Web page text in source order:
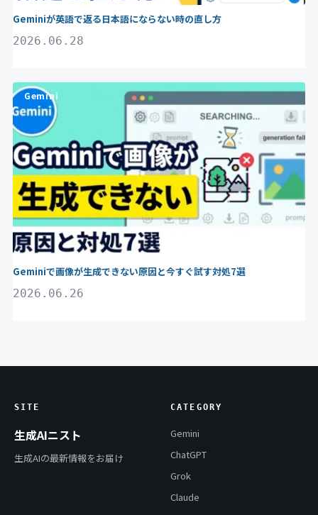
Geminiが英語で返る日本語にならない時の直し方
2026.06.28
Gemini
Geminiで画像が生成できない原因と今すぐ試す対処7選
2026.06.26
SITE
生成AIニスト
生成AIの最新情報をお届け
CATEGORY
Gemini
ChatGPT
Grok
Claude